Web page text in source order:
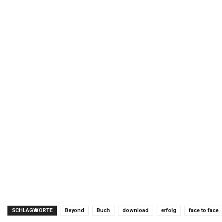
SCHLAGWORTE Beyond Buch download erfolg face to face